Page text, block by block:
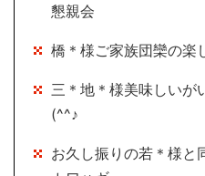
懇親会
橋＊様ご家族団欒の楽
三＊地＊様美味しいが
(^^♪
お久し振りの若＊様と